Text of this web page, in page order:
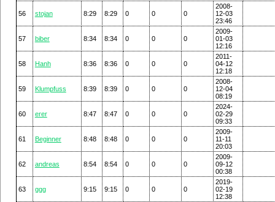
56 stojan 8:29 8:29 0 0 0
2008-
12-03
23:46
57 biber 8:34 8:34 0 0 0
2009-
01-03
12:16
58 Hanh 8:36 8:36 0 0 0
2011-
04-12
12:18
59 Klumpfuss 8:39 8:39 0 0 0
2008-
12-04
08:19
60 erer 8:47 8:47 0 0 0
2024-
02-29
09:33
61 Beginner 8:48 8:48 0 0 0
2009-
11-11
20:03
62 andreas 8:54 8:54 0 0 0
2009-
09-12
00:38
63 ggg 9:15 9:15 0 0 0
2019-
02-19
12:38